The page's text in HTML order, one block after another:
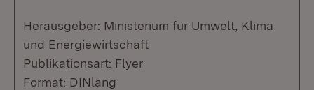
Herausgeber: Ministerium für Umwelt, Klima
und Energiewirtschaft
Publikationsart: Flyer
Format: DINlang